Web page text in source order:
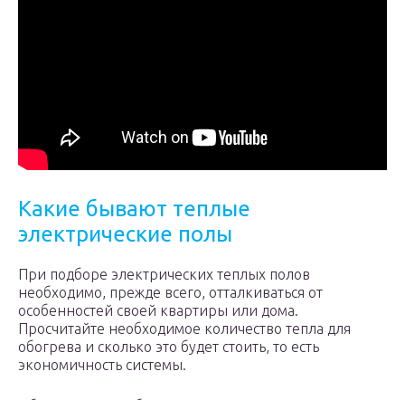
Какие бывают теплые
электрические полы
При подборе электрических теплых полов
необходимо, прежде всего, отталкиваться от
особенностей своей квартиры или дома.
Просчитайте необходимое количество тепла для
обогрева и сколько это будет стоить, то есть
экономичность системы.